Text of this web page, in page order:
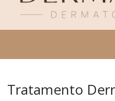
Tratamento